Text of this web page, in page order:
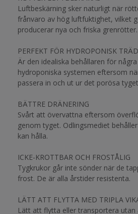
Luftbeskärning sker naturligt när
frånvaro av hög luftfuktighet, vilket
producerar nya och friska grenrötter.
PERFEKT FÖR HYDROPONISK
Är den idealiska behållaren för
hydroponiska systemen eftersom
passera in och ut ur det porösa
BÄTTRE DRÄNERING
Svårt att övervattna eftersom
genom tyget. Odlingsmediet
kan hålla.
ICKE-KROTTBAR OCH FROSTÅLIG
Tygkrukor går inte sönder när de
frost. De är alla årstider resistenta.
LÄTT ATT FLYTTA MED TRIPLA
Lätt att flytta eller transportera